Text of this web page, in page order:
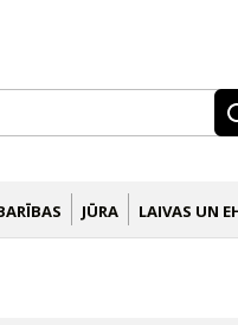
JŪRA LAIVAS UN